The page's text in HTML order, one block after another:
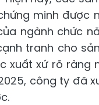
minh được
ngành chức
tranh cho
xuất xứ rõ
công ty đã